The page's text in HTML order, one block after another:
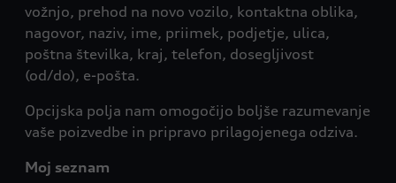
vožnjo, prehod na novo vozilo, kontaktna oblika,
nagovor, naziv, ime, priimek, podjetje, ulica,
poštna številka, kraj, telefon, dosegljivost
(od/do), e-pošta.
Opcijska polja nam omogočijo boljše razumevanje
vaše poizvedbe in pripravo prilagojenega odziva.
Moj seznam